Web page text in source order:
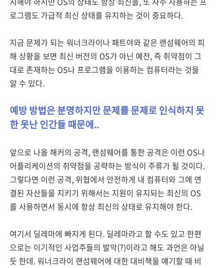
로그램도 가급적 최신 상태를 유지하는 것이 중요하다.
지금 문제가 되는 워너크라이나 패트야와 같은 랜섬웨어의 피
해 상황을 보면 최신 버전의 OS가 아닌 예전, 즉 취약점이 그
대로 존재하는 OS나 프로그램을 이용하는 컴퓨터라는 것을
알 수 있다.
예방 방법은 분명하지만 문제를 문제로 인식하지 못
한 못난 인간들 때문에..
앞으로 나올 해커의 공격, 랜섬웨어를 통한 공격은 이런 OS나
어플리케이션의 취약점을 공략하는 방식이 주류가 될 것이다.
그렇다면 이런 공격, 위협에서 안전하게 내 컴퓨터와 그에 연
결된 자산들을 지키기 위해서는 지원이 유지되는 최신의 OS
를 사용하면서 동시에 항상 최신의 상태로 유지해야 한다.
여기서 딜레마에 빠지게 된다. 딜레마라고 할 수도 있고 한편
으로는 이기적인 사업주들의 발악(?)이라고 해도 과언은 아닐
듯 한데. 워너크라이 랜섬웨어에 대한 대비책을 얘기할 때 비